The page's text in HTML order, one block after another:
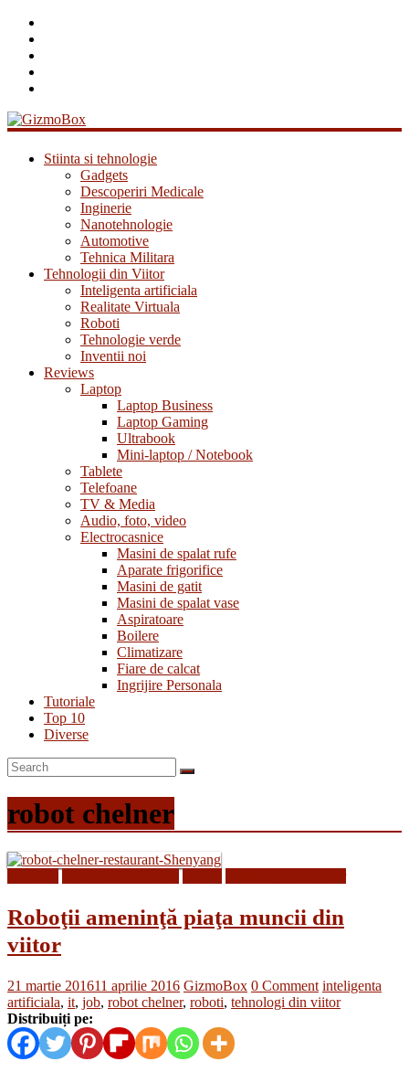
GizmoBox
Stiinta si tehnologie
Gadgets
Descoperiri Medicale
Inginerie
Nanotehnologie
Automotive
Tehnica Militara
Tehnologii din Viitor
Inteligenta artificiala
Realitate Virtuala
Roboti
Tehnologie verde
Inventii noi
Reviews
Laptop
Laptop Business
Laptop Gaming
Ultrabook
Mini-laptop / Notebook
Tablete
Telefoane
TV & Media
Audio, foto, video
Electrocasnice
Masini de spalat rufe
Aparate frigorifice
Masini de gatit
Masini de spalat vase
Aspiratoare
Boilere
Climatizare
Fiare de calcat
Ingrijire Personala
Tutoriale
Top 10
Diverse
robot chelner
Roboţii ameninţă piaţa muncii din
viitor
21 martie 201611 aprilie 2016 GizmoBox 0 Comment inteligenta
artificiala, it, job, robot chelner, roboti, tehnologi din viitor
Distribuiți pe: